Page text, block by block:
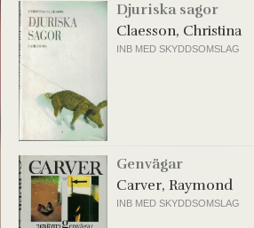
Djuriska sagor
Claesson, Christina
INB MED SKYDDSOMSLAG
Genvägar
Carver, Raymond
INB MED SKYDDSOMSLAG